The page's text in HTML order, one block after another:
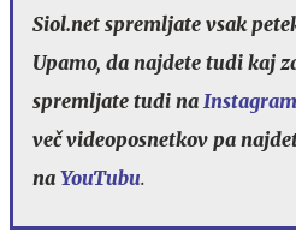
Siol.net spremljate vsak
Upamo, da najdete tudi kaj
spremljate tudi na
več videoposnetkov pa
na YouTubu.